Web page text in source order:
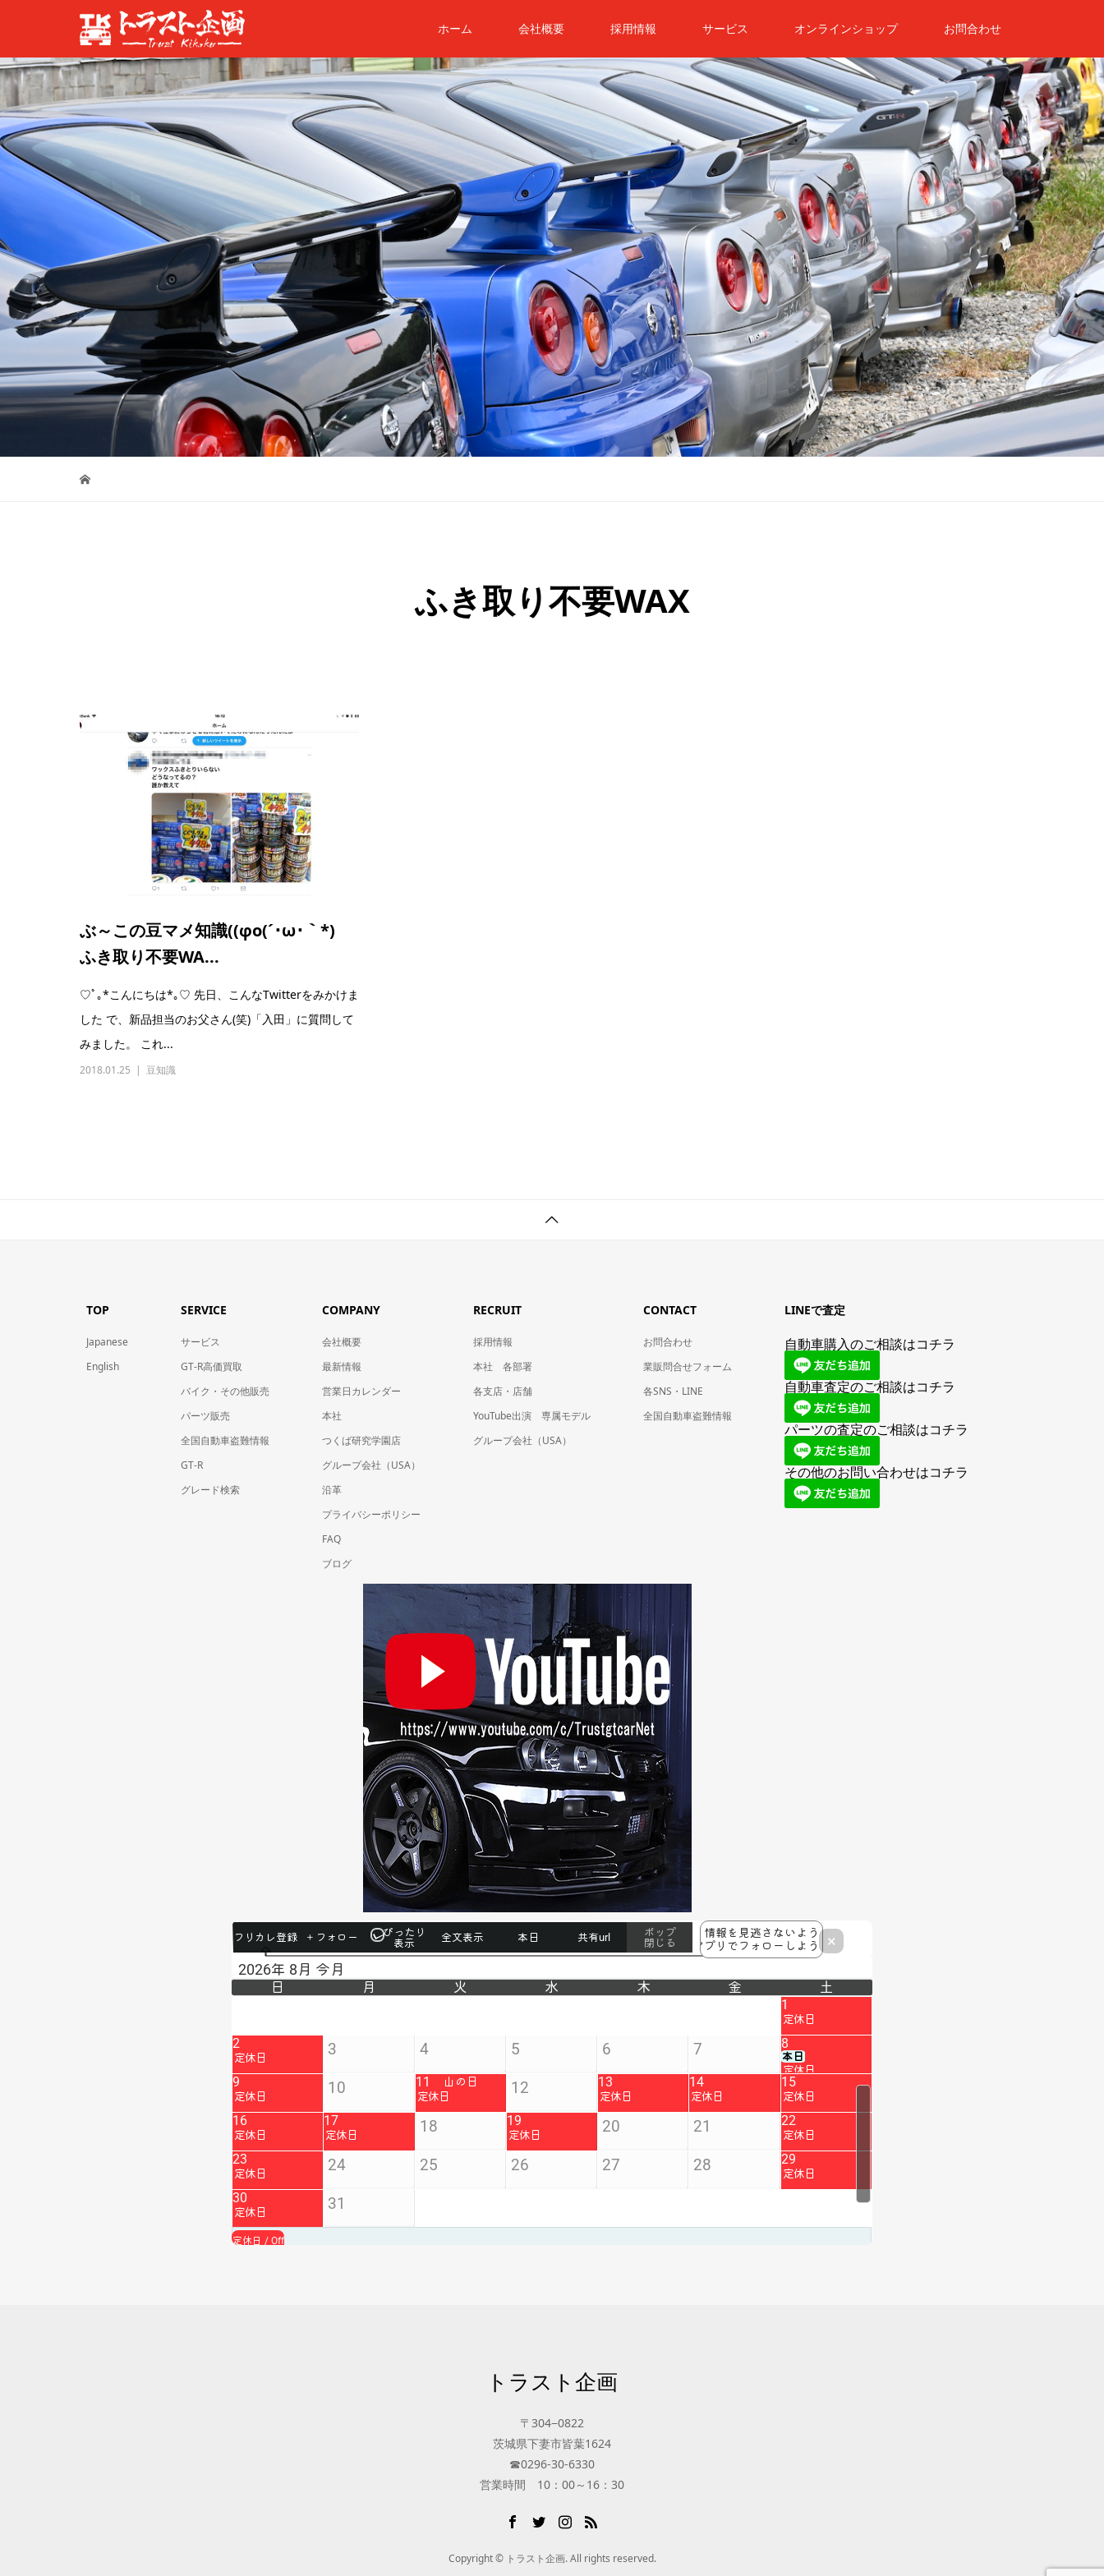
ホーム 会社概要 採用情報 サービス オンラインショップ お問合わせ
ふき取り不要WAX
ぶ～この豆マメ知識((φo(´･ω･｀*)
ふき取り不要WA...
♡ﾟ｡*こんにちは*｡♡ 先日、こんなTwitterをみかけま
した で、新品担当のお父さん(笑)「入田」に質問して
みました。 これ...
2018.01.25 豆知識
TOP
Japanese
English
SERVICE
サービス
GT-R高価買取
バイク・その他販売
パーツ販売
全国自動車盗難情報
GT-R
グレード検索
COMPANY
会社概要
最新情報
営業日カレンダー
本社
つくば研究学園店
グループ会社（USA）
沿革
プライバシーポリシー
FAQ
ブログ
RECRUIT
採用情報
本社 各部署
各支店・店舗
YouTube出演 専属モデル
グループ会社（USA）
CONTACT
お問合わせ
業販問合せフォーム
各SNS・LINE
全国自動車盗難情報
LINEで査定
自動車購入のご相談はコチラ
自動車査定のご相談はコチラ
パーツの査定のご相談はコチラ
その他のお問い合わせはコチラ
トラスト企画
〒304−0822
茨城県下妻市皆葉1624
☎0296-30-6330
営業時間 10：00～16：30
Copyright © トラスト企画. All rights reserved.